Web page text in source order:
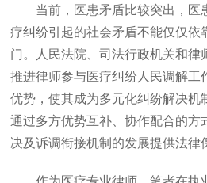
当前，医患矛盾比较突出，医
疗纠纷引起的社会矛盾不能仅仅依
门。人民法院、司法行政机关和律
推进律师参与医疗纠纷人民调解工
优势，使其成为多元化纠纷解决机
通过多方优势互补、协作配合的方
决及诉调衔接机制的发展提供法律